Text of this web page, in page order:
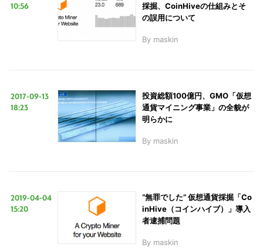
10:56
採掘、CoinHiveの仕組みとそ
の誤用について
By maskin
2017-09-13
18:23
投資総額100億円、GMO「仮想
通貨マイニング事業」の全貌が
明らかに
By maskin
2019-04-04
15:20
“無罪でした” 仮想通貨採掘「Co
inHive（コインハイブ）」導入
者逮捕問題
By maskin